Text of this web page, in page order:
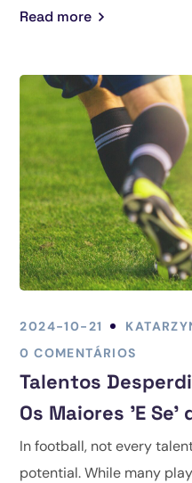
Read more
2024-10-21
0 COMENTÁRIOS
Talentos
Os Maiores 'E Se'
In football, not every
potential. While many